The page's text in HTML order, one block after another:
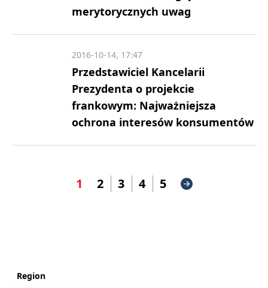
merytorycznych uwag
Przedstawiciel Kancelarii
Prezydenta o projekcie
frankowym: Najważniejsza
ochrona interesów konsumentów
2016-10-14, 17:47
1 2 3 4 5
Region